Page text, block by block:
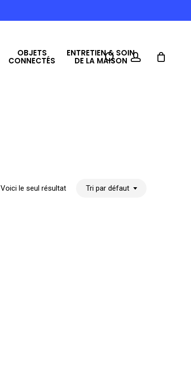
OBJETS
CONNECTÉS
ENTRETIEN & SOIN
DE LA MAISONsearchaccount
Voici le seul résultat Tri par défaut